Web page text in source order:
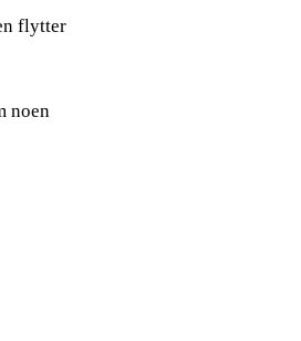
flytter
noen